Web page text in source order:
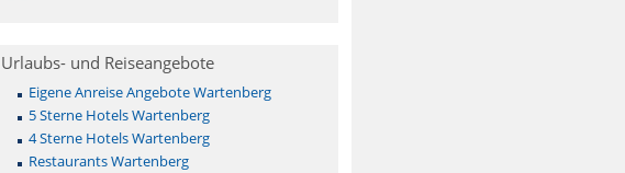
Urlaubs- und Reiseangebote
Eigene Anreise Angebote Wartenberg
5 Sterne Hotels Wartenberg
4 Sterne Hotels Wartenberg
Restaurants Wartenberg